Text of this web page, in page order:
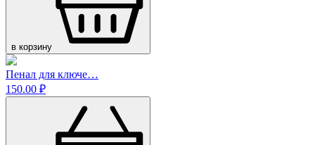
в корзину
Пенал для ключе…
150.00 ₽